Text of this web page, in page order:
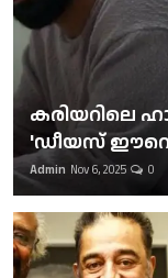
കരിയറിലെ
'ഡീയസ്
Admin Nov 6, 2025 0